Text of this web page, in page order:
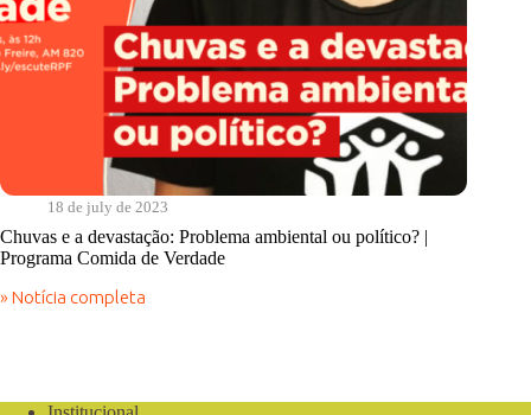
18 de july de 2023
Chuvas e a devastação: Problema ambiental ou político? |
Programa Comida de Verdade
» Notícia completa
Chuvas
ambiental